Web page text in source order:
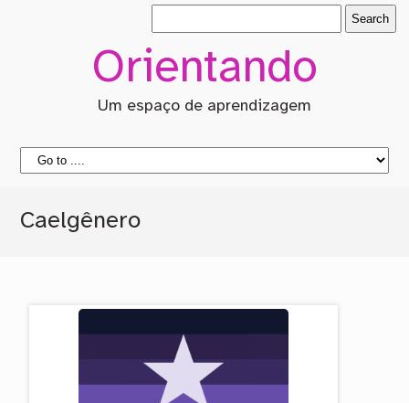
Orientando
Um espaço de aprendizagem
Caelgênero